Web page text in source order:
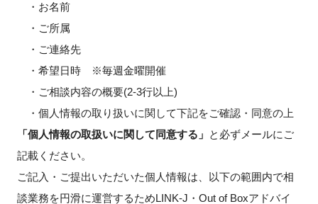
・お名前
・ご所属
・ご連絡先
・希望日時 ※毎週金曜開催
・ご相談内容の概要(2-3行以上)
・個人情報の取り扱いに関して下記をご確認・同意の上
「個人情報の取扱いに関して同意する」 と必ずメールにご
記載ください。
ご記入・ご提出いただいた個人情報は、以下の範囲内で相
談業務を円滑に運営するためLINK-J・Out of Boxアドバイ